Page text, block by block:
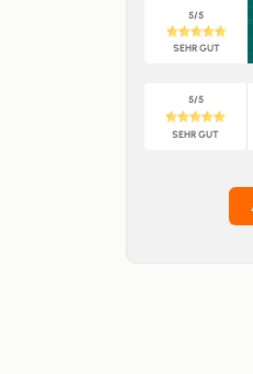
5/5
SEHR GUT
5/5
SEHR GUT